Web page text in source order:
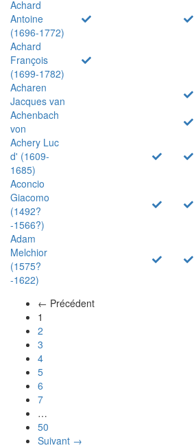
Achard
Antoine
(1696-1772)
Achard
François
(1699-1782)
Acharen
Jacques van
Achenbach
von
Achery Luc
d' (1609-
1685)
Aconcio
Giacomo
(1492?
-1566?)
Adam
Melchior
(1575?
-1622)
← Précédent
1
2
3
4
5
6
7
…
50
Suivant →